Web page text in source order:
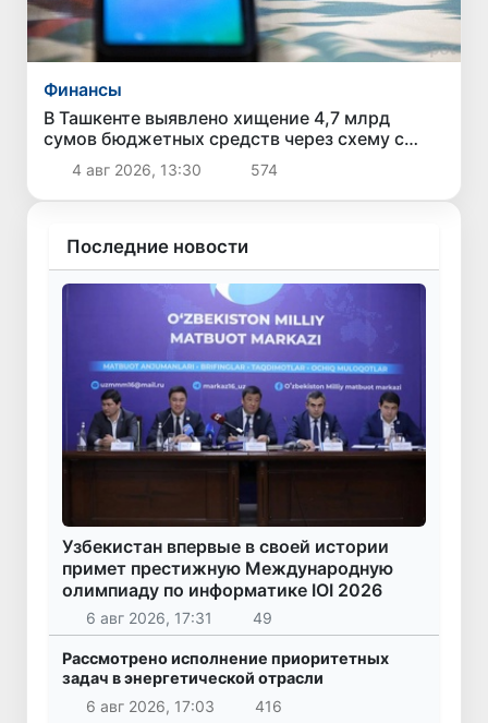
Финансы
В Ташкенте выявлено хищение 4,7 млрд
сумов бюджетных средств через схему с
поддельными чеками и «кешбэком»
4 авг 2026, 13:30 574
Последние новости
Узбекистан впервые в своей истории
примет престижную Международную
олимпиаду по информатике IOI 2026
6 авг 2026, 17:31 49
Рассмотрено исполнение приоритетных
задач в энергетической отрасли
6 авг 2026, 17:03
416